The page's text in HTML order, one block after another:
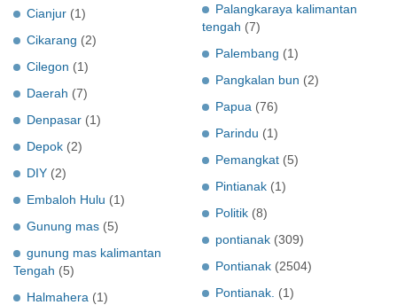
Cianjur (1)
Cikarang (2)
Cilegon (1)
Daerah (7)
Denpasar (1)
Depok (2)
DIY (2)
Embaloh Hulu (1)
Gunung mas (5)
gunung mas kalimantan
Tengah (5)
Halmahera (1)
Palangkaraya kalimantan
tengah (7)
Palembang (1)
Pangkalan bun (2)
Papua (76)
Parindu (1)
Pemangkat (5)
Pintianak (1)
Politik (8)
pontianak (309)
Pontianak (2504)
Pontianak. (1)